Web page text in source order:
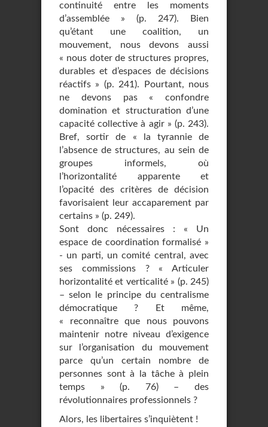
continuité entre les moments
d’assemblée » (p. 247). Bien
qu’étant une coalition, un
mouvement, nous devons aussi
« nous doter de structures propres,
durables et d’espaces de décisions
réactifs » (p. 241). Pourtant, nous
ne devons pas « confondre
domination et structuration d’une
capacité collective à agir » (p. 243).
Bref, sortir de « la tyrannie de
l’absence de structures, au sein de
groupes informels, où
l’horizontalité apparente et
l’opacité des critères de décision
favorisaient leur accaparement par
certains » (p. 249).
Sont donc nécessaires : « Un
espace de coordination formalisé »
- un parti, un comité central, avec
ses commissions ? « Articuler
horizontalité et verticalité » (p. 245)
– selon le principe du centralisme
démocratique ? Et même,
« reconnaître que nous pouvons
maintenir notre niveau d’exigence
sur l’organisation du mouvement
parce qu’un certain nombre de
personnes sont à la tâche à plein
temps » (p. 76) – des
révolutionnaires professionnels ?
Alors, les libertaires s’inquiètent !